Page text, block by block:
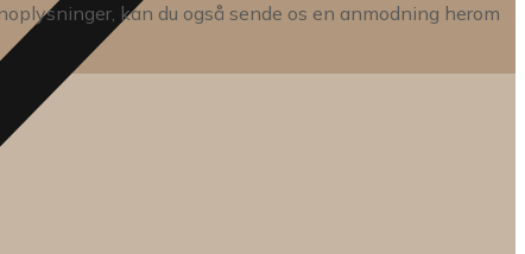
kan du også sende os en anmodning herom